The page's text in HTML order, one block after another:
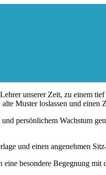
unserer Zeit, zu einem
Muster loslassen und einen
persönlichem Wachstum
und einen angenehmen
besondere Begegnung